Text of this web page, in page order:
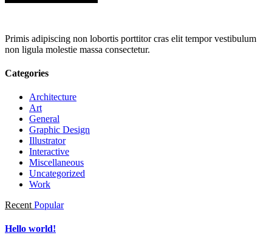
Primis adipiscing non lobortis porttitor cras elit tempor vestibulum
non ligula molestie massa consectetur.
Categories
Architecture
Art
General
Graphic Design
Illustrator
Interactive
Miscellaneous
Uncategorized
Work
Recent Popular
Hello world!